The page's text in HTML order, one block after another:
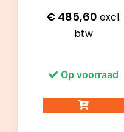
€485,60 excl.
btw
Op voorraad